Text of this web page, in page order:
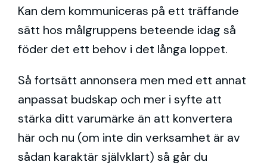
Kan dem kommuniceras på ett träffande
sätt hos målgruppens beteende idag så
föder det ett behov i det långa loppet.
Så fortsätt annonsera men med ett annat
anpassat budskap och mer i syfte att
stärka ditt varumärke än att konvertera
här och nu (om inte din verksamhet är av
sådan karaktär självklart) så går du